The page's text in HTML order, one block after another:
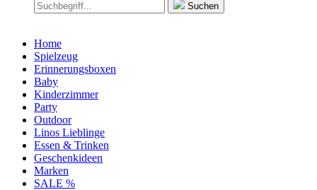
Suchen
Home
Spielzeug
Erinnerungsboxen
Baby
Kinderzimmer
Party
Outdoor
Linos Lieblinge
Essen & Trinken
Geschenkideen
Marken
SALE %